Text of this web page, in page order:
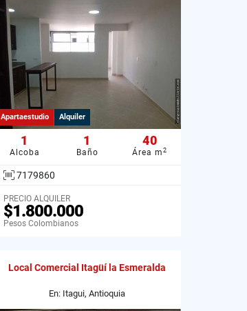
Apartaestudio Alquiler
1
Alcoba
1
Baño
40
Área m 2
7179860
PRECIO ALQUILER
$1.800.000
Pesos Colombianos
Local Comercial Itagüí la Esmeralda
En: Itagui, Antioquia